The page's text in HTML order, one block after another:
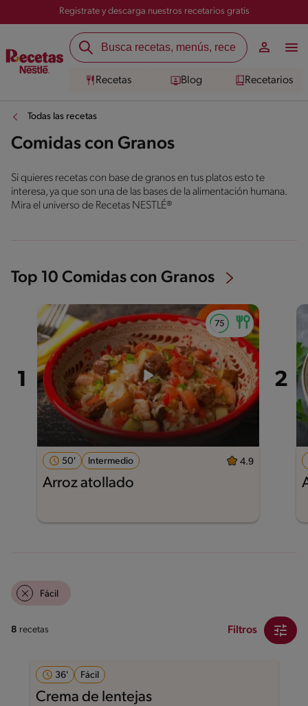
Registrate y descarga nuestros recetarios gratis
Recetas Blog Recetarios
Todas las recetas
Comidas con Granos
Si quieres recetas con base de granos en tus platos esto te
interesa, ya que son una de las bases de la alimentación humana.
Mira el universo de Recetas NESTLÉ®
Top 10 Comidas con Granos
50' Intermedio 4.9
Arroz atollado
Fácil
8 recetas Filtros
36' Fácil
Crema de lentejas